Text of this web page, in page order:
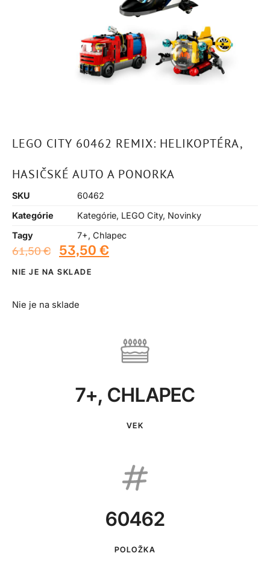
LEGO CITY 60462 REMIX: HELIKOPTÉRA,
HASIČSKÉ AUTO A PONORKA
SKU
60462
Kategórie
Kategórie, LEGO City, Novinky
Tagy
7+, Chlapec
61,50€ 53,50 €
NIE JE NA SKLADE
Nie je na sklade
7+, CHLAPEC
VEK
60462
POLOŽKA